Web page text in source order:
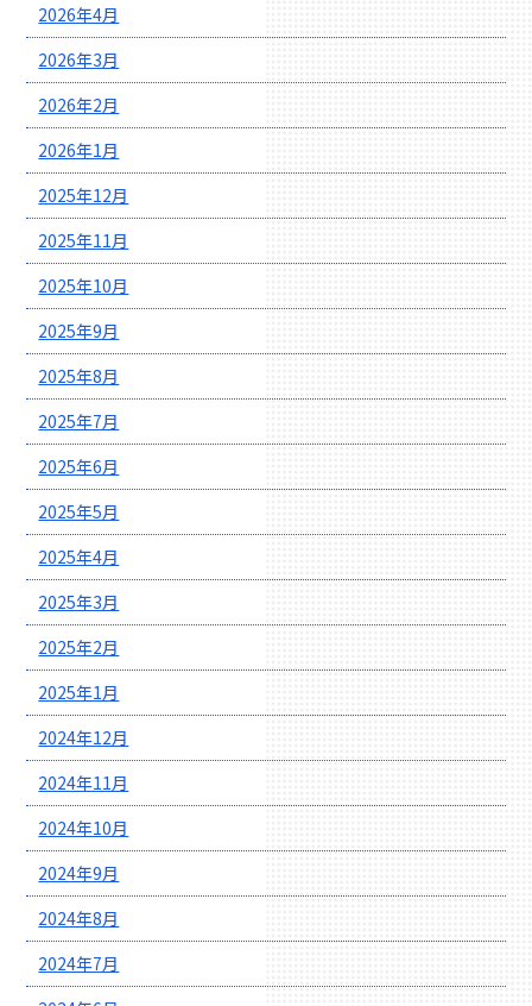
2026年4月
2026年3月
2026年2月
2026年1月
2025年12月
2025年11月
2025年10月
2025年9月
2025年8月
2025年7月
2025年6月
2025年5月
2025年4月
2025年3月
2025年2月
2025年1月
2024年12月
2024年11月
2024年10月
2024年9月
2024年8月
2024年7月